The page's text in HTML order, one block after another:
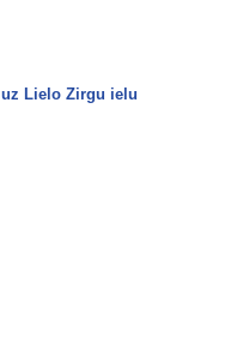
Lielo Zirgu ielu